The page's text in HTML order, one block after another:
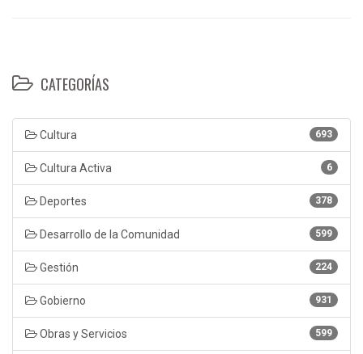
CATEGORÍAS
693
Cultura
6
Cultura Activa
378
Deportes
599
Desarrollo de la Comunidad
224
Gestión
931
Gobierno
599
Obras y Servicios